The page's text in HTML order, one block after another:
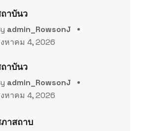
าบันว
admin_RowsonJ
หาคม 4, 2026
าบันว
admin_RowsonJ
หาคม 4, 2026
าสถาบ